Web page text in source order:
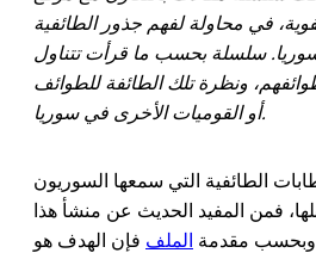
في محاولة لفهم جذور الطائفية
سلسلة بحسب ما قرأت تتناول
ونظرة تلك الطائفة للطوائف
أو القوميات الأخرى في سوريا.
الطائفية التي سمعها السوريون
فمن المفيد الحديث عن منشأ هذا
وبحسب مقدمة الملف فإن الهدف هو